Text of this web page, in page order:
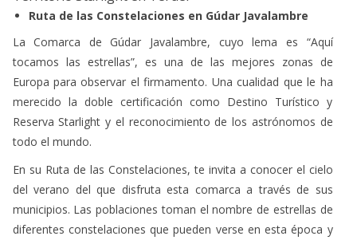
La Comarca de Gúdar Javalambre, cuyo lema es “Aquí
Europa para observar el firmamento. Una cualidad que le ha
merecido la doble certificación como Destino Turístico y
Reserva Starlight y el reconocimiento de los astrónomos de
En su Ruta de las Constelaciones, te invita a conocer el cielo
municipios. Las poblaciones toman el nombre de estrellas de
diferentes constelaciones que pueden verse en esta época y
que son proyectadas desde el cielo a la Tierra. La experiencia